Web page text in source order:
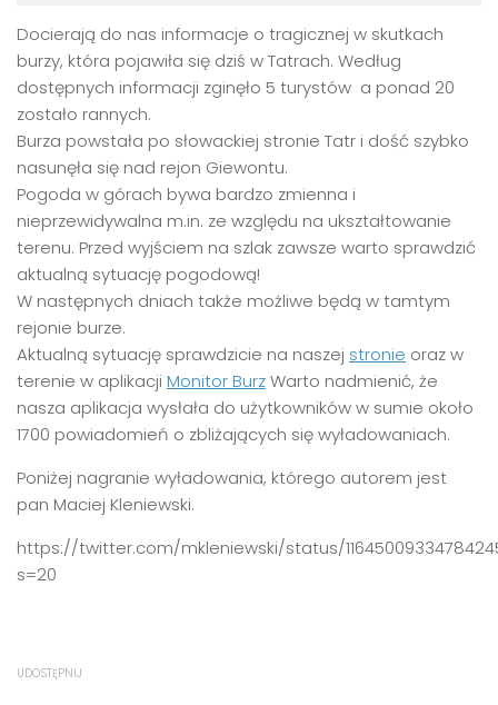
Docierają do nas informacje o tragicznej w skutkach
burzy, która pojawiła się dziś w Tatrach. Według
dostępnych informacji zginęło 5 turystów a ponad 20
zostało rannych.
Burza powstała po słowackiej stronie Tatr i dość szybko
nasunęła się nad rejon Giewontu.
Pogoda w górach bywa bardzo zmienna i
nieprzewidywalna m.in. ze względu na ukształtowanie
terenu. Przed wyjściem na szlak zawsze warto sprawdzić
aktualną sytuację pogodową!
W następnych dniach także możliwe będą w tamtym
rejonie burze.
Aktualną sytuację sprawdzicie na naszej stronie oraz w
terenie w aplikacji Monitor BurzWarto nadmienić, że
nasza aplikacja wysłała do użytkowników w sumie około
1700 powiadomień o zbliżających się wyładowaniach.
Poniżej nagranie wyładowania, którego autorem jest
pan Maciej Kleniewski.
https://twitter.com/mkleniewski/status/
s=20
UDOSTĘPNIJ